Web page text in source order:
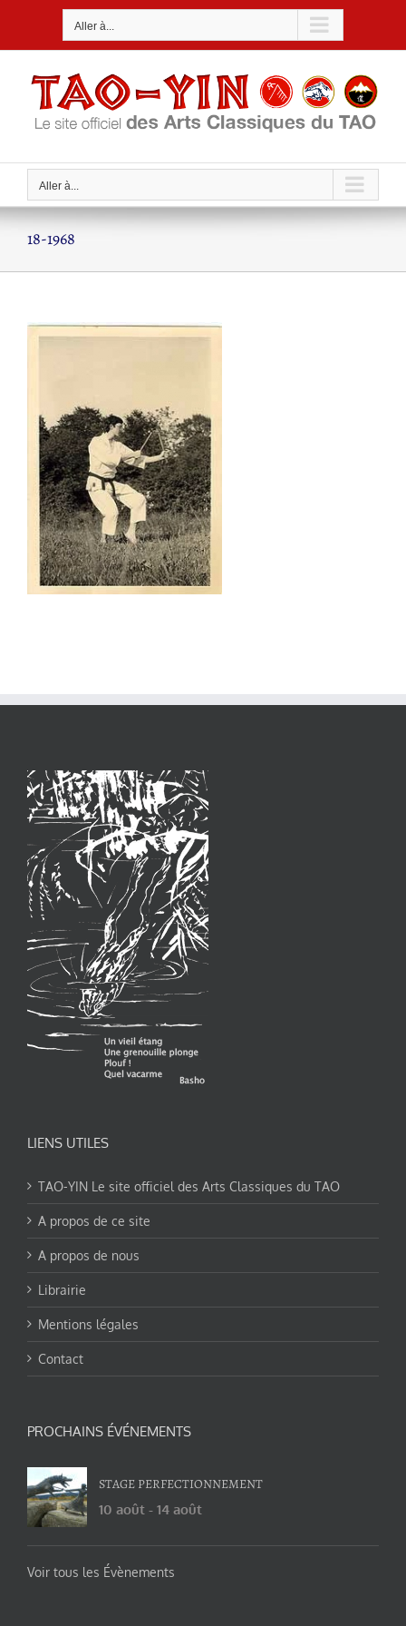
Aller à...
Aller à...
18-1968
LIENS UTILES
TAO-YIN Le site officiel des Arts Classiques du TAO
A propos de ce site
A propos de nous
Librairie
Mentions légales
Contact
PROCHAINS ÉVÉNEMENTS
STAGE PERFECTIONNEMENT
10 août - 14 août
Voir tous les Évènements